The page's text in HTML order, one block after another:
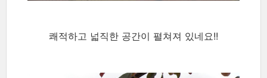
쾌적하고 넓직한 공간이 펼쳐져 있네요!!